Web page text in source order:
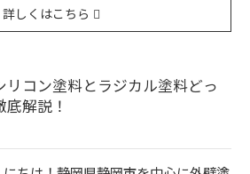
詳しくはこちら
コン塗料とラジカル塗料どっ
解説！